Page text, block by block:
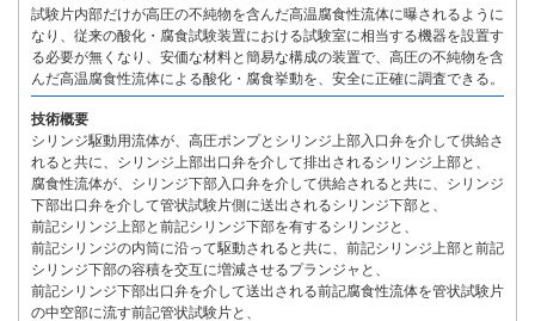
試験片内部だけが高圧の不純物を含んだ高温腐食性流体に曝されるように
なり、従来の酸化・腐食試験装置における試験室に相当する機器を設置す
る必要が無くなり、安価な材料と簡易な構成の装置で、高圧の不純物を含
んだ高温腐食性流体による酸化・腐食挙動を、安全に正確に調査できる。
技術概要
シリンジ駆動用流体が、高圧ポンプとシリンジ上部入口弁を介して供給さ
れると共に、シリンジ上部出口弁を介して排出されるシリンジ上部と、
腐食性流体が、シリンジ下部入口弁を介して供給されると共に、シリンジ
下部出口弁を介して管状試験片側に送出されるシリンジ下部と、
前記シリンジ上部と前記シリンジ下部を有するシリンジと、
前記シリンジの内筒に沿って駆動されると共に、前記シリンジ上部と前記
シリンジ下部の容積を交互に増減させるプランジャと、
前記シリンジ下部出口弁を介して送出される前記腐食性流体を管状試験片
の中空部に流す前記管状試験片と、